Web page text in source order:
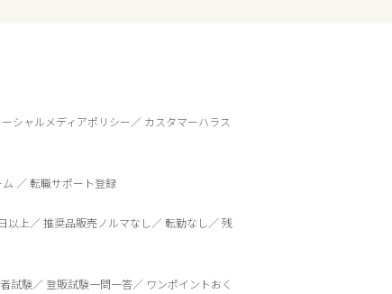
ーシャルメディアポリシー
カスタマーハラス
転職サポート登録
以上 推奨品販売ノルマなし 転勤なし
残
試験 登販試験一問一答
ワンポイントおく